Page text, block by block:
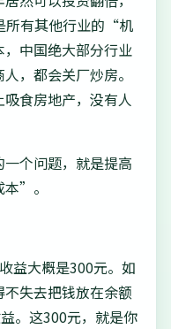
所有其他行业的“机
中国绝大部分行业
，都会关厂炒房。
食房地产，没有人
个问题，就是提高
”。
益大概是300元。如
失去把钱放在余额
。这300元，就是你